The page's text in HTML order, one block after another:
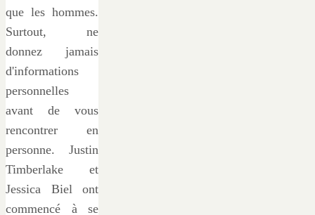
que les hommes.
Surtout, ne
donnez jamais
d'informations
personnelles
avant de vous
rencontrer en
personne. Justin
Timberlake et
Jessica Biel ont
commencé à se